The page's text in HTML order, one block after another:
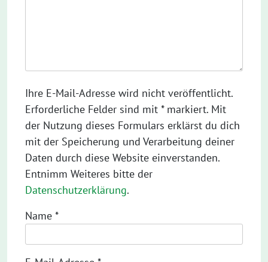
Ihre E-Mail-Adresse wird nicht veröffentlicht.
Erforderliche Felder sind mit * markiert. Mit
der Nutzung dieses Formulars erklärst du dich
mit der Speicherung und Verarbeitung deiner
Daten durch diese Website einverstanden.
Entnimm Weiteres bitte der
Datenschutzerklärung.
Name *